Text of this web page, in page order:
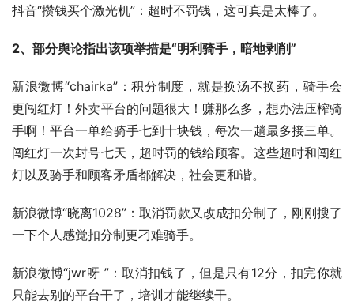
抖音“攒钱买个激光机”：超时不罚钱，这可真是太棒了。
2、部分舆论指出该项举措是“明利骑手，暗地剥削”
新浪微博“chairka”：积分制度，就是换汤不换药，骑手会
更闯红灯！外卖平台的问题很大！赚那么多，想办法压榨骑
手啊！平台一单给骑手七到十块钱，每次一趟最多接三单。
闯红灯一次封号七天，超时罚的钱给顾客。这些超时和闯红
灯以及骑手和顾客矛盾都解决，社会更和谐。
新浪微博“晓离1028”：取消罚款又改成扣分制了，刚刚搜了
一下个人感觉扣分制更刁难骑手。
新浪微博“jwr呀 ”：取消扣钱了，但是只有12分，扣完你就
只能去别的平台干了，培训才能继续干。